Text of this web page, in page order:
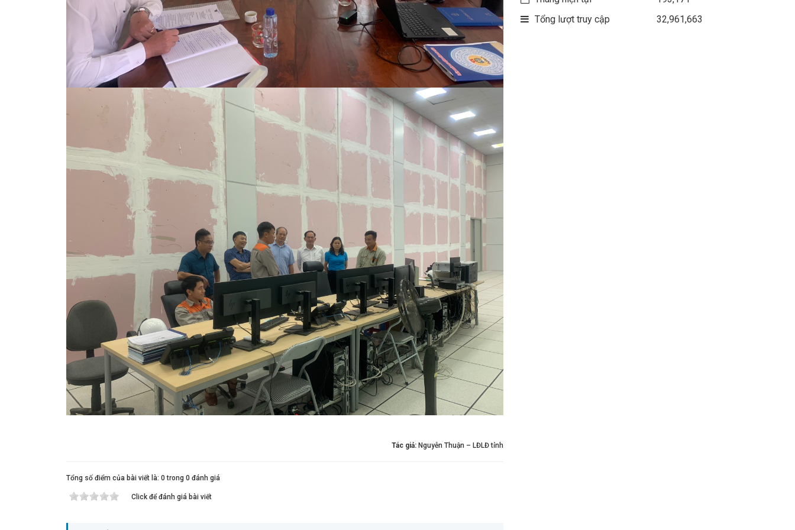
Tác giả: Nguyễn Thuận – LĐLĐ tỉnh
Tổng số điểm của bài viết là: 0 trong 0 đánh giá
Click để đánh giá bài viết
Tổng lượt truy cập
32,961,663